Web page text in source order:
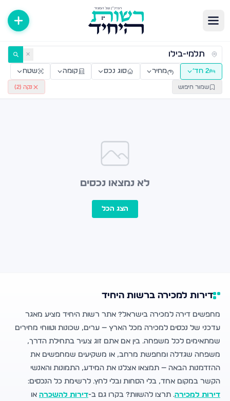
דירות למכירה ולהשכרה — רשות היחיד ✕
2 חד׳ מחיר סוג נכס קומה שטח
שמור חיפוש נקה (2
)
לא נמצאו נכסים
הצג הכל
דירות למכירה ברשות היחיד
מחפשים דירה למכירה בישראל? אתר רשות היחיד מציע מאגר
עדכני של נכסים למכירה מכל הארץ — ערים, שכונות וטווחי מחירים
שמתאימים לכל משפחה. בין אם אתם זוג צעיר בתחילת הדרך,
משפחה שגדלה ומחפשת מרחב, או משקיעים שמחפשים את
ההזדמנות הבאה — תמצאו אצלנו את המידע, התמונות והאנשי
הקשר במקום אחד, בלי הסחות ובלי לחץ. לרשימת כל הנכסים:
דירות למכירה. תרצו להשוות? בקרו גם ב-דירות להשכרה או